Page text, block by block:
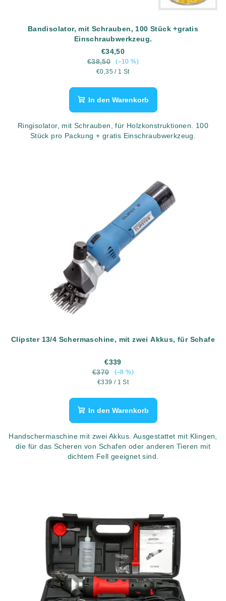
Bandisolator, mit Schrauben, 100 Stück +gratis
Einschraubwerkzeug.
€34,50
€38,50
(–10 %)
Verkaufspreis:
€0,35 / 1 St
In den Warenkorb
Ringisolator, mit Schrauben, für Holzkonstruktionen. 100
Stück pro Packung + gratis Einschraubwerkzeug.
Clipster 13/4 Schermaschine, mit zwei Akkus, für Schafe
€339
€370
(–8 %)
Verkaufspreis:
€339 / 1 St
In den Warenkorb
Handschermaschine mit zwei Akkus. Ausgestattet mit Klingen,
die für das Scheren von Schafen oder anderen Tieren mit
dichtem Fell geeignet sind.